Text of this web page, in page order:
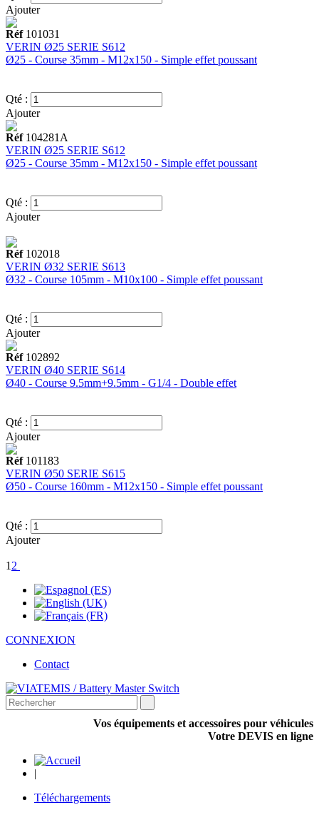
Ajouter
Réf101031
VERIN Ø25 SERIE S612
Ø25 - Course 35mm - M12x150 - Simple effet poussant
Qté :
Ajouter
Réf104281A
VERIN Ø25 SERIE S612
Ø25 - Course 35mm - M12x150 - Simple effet poussant
Qté :
Ajouter
Réf102018
VERIN Ø32 SERIE S613
Ø32 - Course 105mm - M10x100 - Simple effet poussant
Qté :
Ajouter
Réf102892
VERIN Ø40 SERIE S614
Ø40 - Course 9.5mm+9.5mm - G1/4 - Double effet
Qté :
Ajouter
Réf101183
VERIN Ø50 SERIE S615
Ø50 - Course 160mm - M12x150 - Simple effet poussant
Qté :
Ajouter
12
CONNEXION
Contact
Vos équipements et accessoires pour véhicules
Votre DEVIS en ligne
|
Téléchargements